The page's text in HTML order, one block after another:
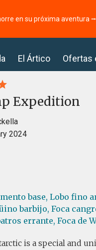
en su próxima aventura ⭢
El Ártico Ofertas
Expedition
2024
base, Lobo fino
barbijo, Foca
errante, Foca de
is a special and